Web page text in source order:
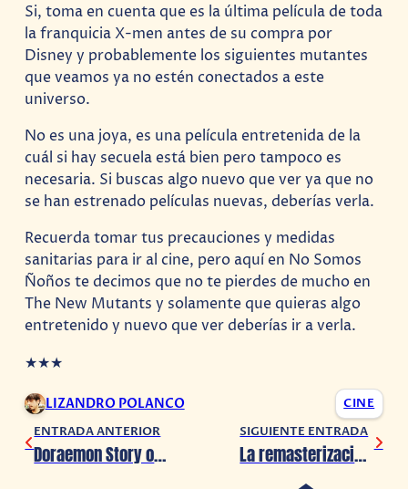
Si, toma en cuenta que es la última película de toda
la franquicia X-men antes de su compra por
Disney y probablemente los siguientes mutantes
que veamos ya no estén conectados a este
universo.
No es una joya, es una película entretenida de la
cuál si hay secuela está bien pero tampoco es
necesaria. Si buscas algo nuevo que ver ya que no
se han estrenado películas nuevas, deberías verla.
Recuerda tomar tus precauciones y medidas
sanitarias para ir al cine, pero aquí en No Somos
Ñoños te decimos que no te pierdes de mucho en
The New Mutants y solamente que quieras algo
entretenido y nuevo que ver deberías ir a verla.
★★★
LIZANDRO POLANCO
CINE
ENTRADA ANTERIOR
Doraemon Story of Seasons ya está en PlayStation 4
SIGUIENTE ENTRADA
La remasterización de ‘Mass Effect Trilogy’ podría llegar muy pronto